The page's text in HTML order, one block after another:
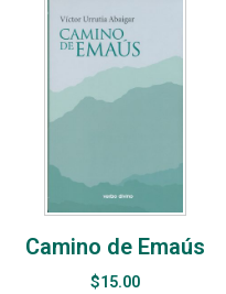
Camino de Emaús
$15.00